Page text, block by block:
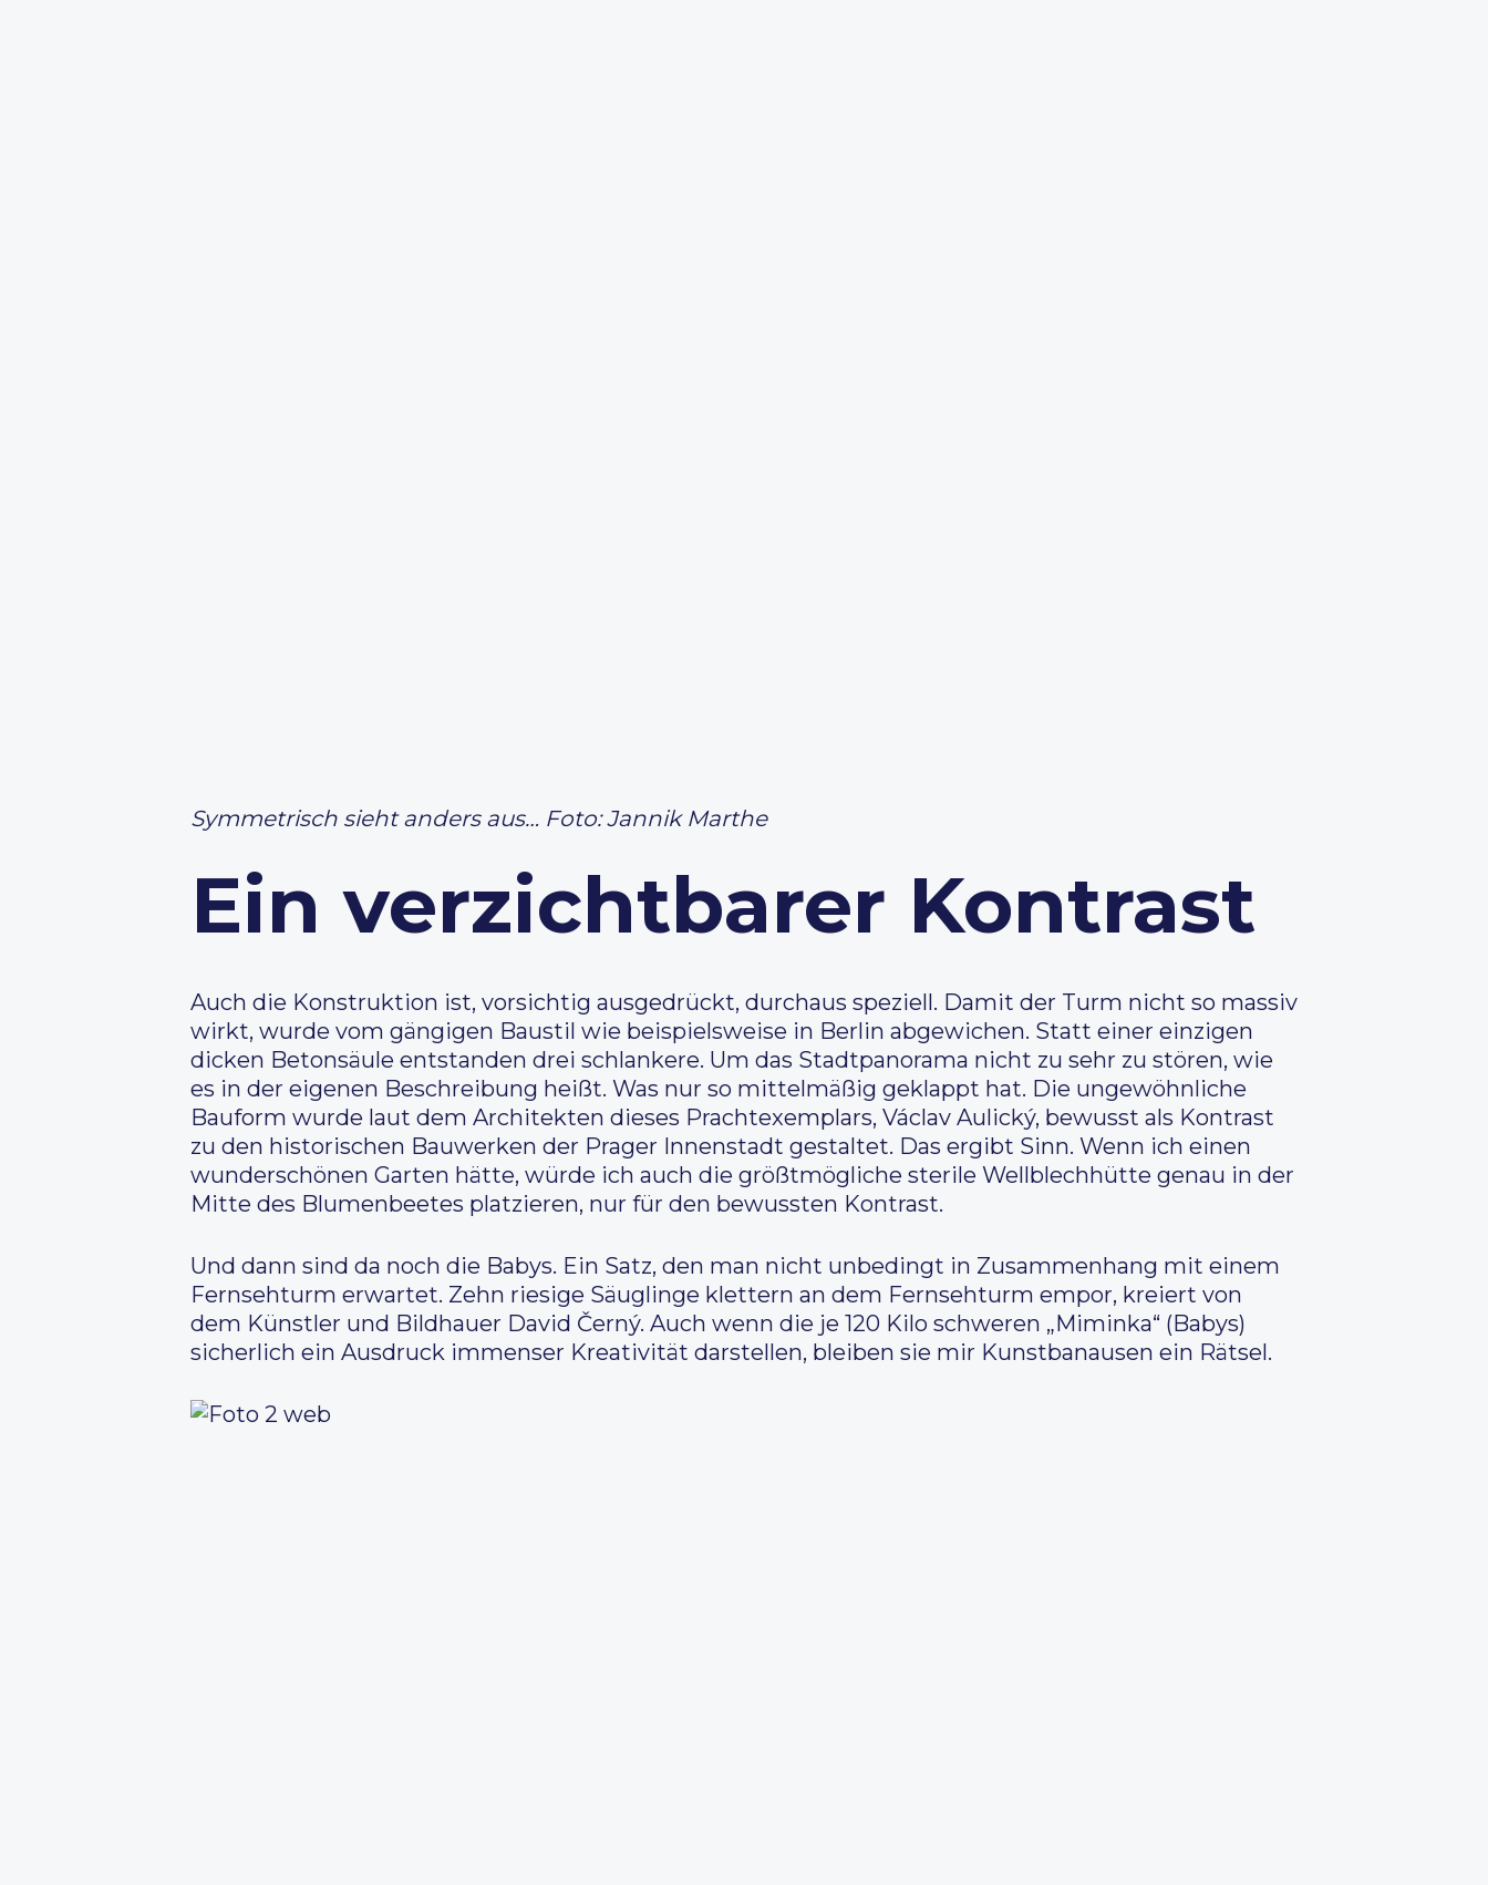
Symmetrisch sieht anders aus… Foto: Jannik Marthe
Ein verzichtbarer Kontrast
Auch die Konstruktion ist, vorsichtig ausgedrückt, durchaus speziell. Damit der Turm nicht so massiv
wirkt, wurde vom gängigen Baustil wie beispielsweise in Berlin abgewichen. Statt einer einzigen
dicken Betonsäule entstanden drei schlankere. Um das Stadtpanorama nicht zu sehr zu stören, wie
es in der eigenen Beschreibung heißt. Was nur so mittelmäßig geklappt hat. Die ungewöhnliche
Bauform wurde laut dem Architekten dieses Prachtexemplars, Václav Aulický, bewusst als Kontrast
zu den historischen Bauwerken der Prager Innenstadt gestaltet. Das ergibt Sinn. Wenn ich einen
wunderschönen Garten hätte, würde ich auch die größtmögliche sterile Wellblechhütte genau in der
Mitte des Blumenbeetes platzieren, nur für den bewussten Kontrast.
Und dann sind da noch die Babys. Ein Satz, den man nicht unbedingt in Zusammenhang mit einem
Fernsehturm erwartet. Zehn riesige Säuglinge klettern an dem Fernsehturm empor, kreiert von
dem Künstler und Bildhauer David Černý. Auch wenn die je 120 Kilo schweren „Miminka“ (Babys)
sicherlich ein Ausdruck immenser Kreativität darstellen, bleiben sie mir Kunstbanausen ein Rätsel.